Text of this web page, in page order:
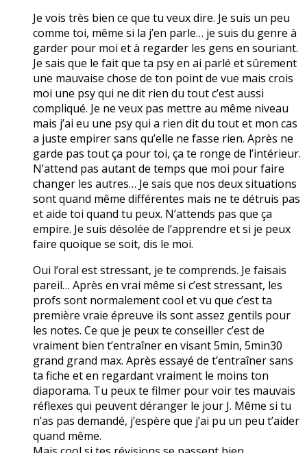
Je vois très bien ce que tu veux dire. Je suis un peu
comme toi, même si la j’en parle… je suis du genre à
garder pour moi et à regarder les gens en souriant.
Je sais que le fait que ta psy en ai parlé et sûrement
une mauvaise chose de ton point de vue mais crois
moi une psy qui ne dit rien du tout c’est aussi
compliqué. Je ne veux pas mettre au même niveau
mais j’ai eu une psy qui a rien dit du tout et mon cas
a juste empirer sans qu’elle ne fasse rien. Après ne
garde pas tout ça pour toi, ça te ronge de l’intérieur.
N’attend pas autant de temps que moi pour faire
changer les autres… Je sais que nos deux situations
sont quand même différentes mais ne te détruis pas
et aide toi quand tu peux. N’attends pas que ça
empire. Je suis désolée de l’apprendre et si je peux
faire quoique se soit, dis le moi.
Oui l’oral est stressant, je te comprends. Je faisais
pareil… Après en vrai même si c’est stressant, les
profs sont normalement cool et vu que c’est ta
première vraie épreuve ils sont assez gentils pour
les notes. Ce que je peux te conseiller c’est de
vraiment bien t’entraîner en visant 5min, 5min30
grand grand max. Après essayé de t’entraîner sans
ta fiche et en regardant vraiment le moins ton
diaporama. Tu peux te filmer pour voir tes mauvais
réflexes qui peuvent déranger le jour J. Même si tu
n’as pas demandé, j’espère que j’ai pu un peu t’aider
quand même.